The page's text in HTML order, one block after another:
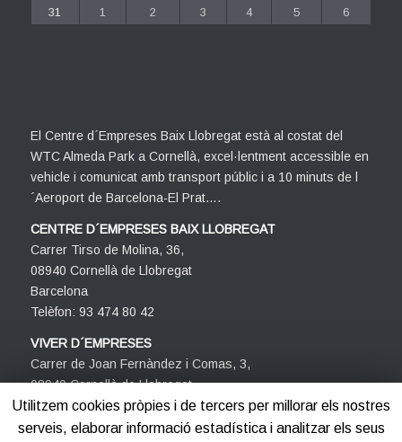
31
1 2 3 4 5 6
El Centre d´Empreses Baix Llobregat està al costat del
WTC Almeda Park a Cornellà, excel·lentment accessible en
vehicle i comunicat amb transport públic i a 10 minuts de l
´Aeroport de Barcelona-El Prat….
CENTRE D´EMPRESES BAIX LLOBREGAT
Carrer Tirso de Molina, 36,
08940 Cornellà de Llobregat
Barcelona
Telèfon: 93 474 80 42
VIVER D´EMPRESES
Carrer de Joan Fernàndez i Comas, 3,
08940 Cornellà de Llobregat
Barcelona
Telèfon: 93 474 80 42
Utilitzem cookies pròpies i de tercers per millorar els nostres
serveis, elaborar informació estadística i analitzar els seus